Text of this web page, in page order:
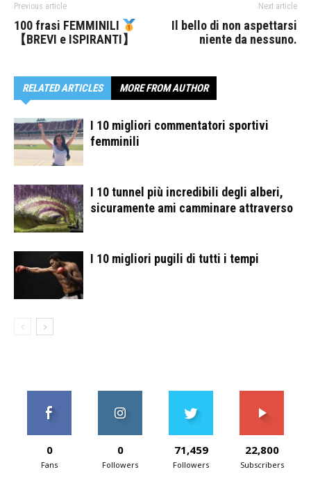
Previous article
100 frasi FEMMINILI
【BREVI e ISPIRANTI】
Next article
Il bello di non aspettarsi
niente da nessuno.
RELATED ARTICLES MORE FROM AUTHOR
I 10 migliori commentatori sportivi
femminili
I 10 tunnel più incredibili degli alberi,
sicuramente ami camminare attraverso
I 10 migliori pugili di tutti i tempi
0
Fans
0
Followers
71,459
Followers
22,800
Subscribers